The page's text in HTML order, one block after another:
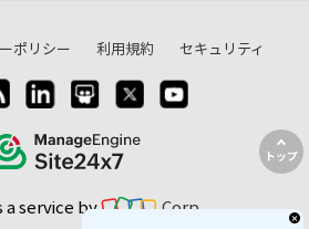
トップ
a service by Corp
ポリシー 利用規約 セキュリティ